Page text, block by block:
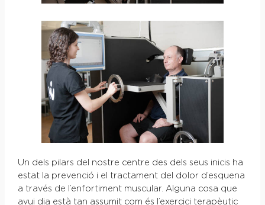
Un dels pilars del nostre centre des dels seus inicis ha
estat la prevenció i el tractament del dolor d’esquena
a través de l’enfortiment muscular. Alguna cosa que
avui dia està tan assumit com és l’exercici terapèutic